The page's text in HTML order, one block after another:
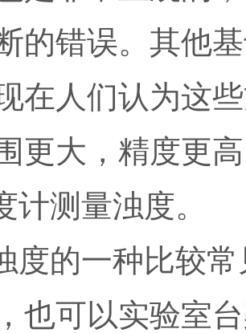
的错误。其他
在人们认为这
更大，精度更
计测量浊度。
度的一种比较
也可以实验室